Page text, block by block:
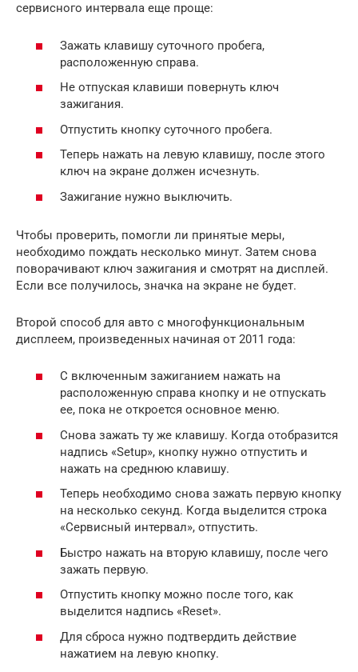
сервисного интервала еще проще:
Зажать клавишу суточного пробега,
расположенную справа.
Не отпуская клавиши повернуть ключ
зажигания.
Отпустить кнопку суточного пробега.
Теперь нажать на левую клавишу, после этого
ключ на экране должен исчезнуть.
Зажигание нужно выключить.
Чтобы проверить, помогли ли принятые меры,
необходимо пождать несколько минут. Затем снова
поворачивают ключ зажигания и смотрят на дисплей.
Если все получилось, значка на экране не будет.
Второй способ для авто с многофункциональным
дисплеем, произведенных начиная от 2011 года:
С включенным зажиганием нажать на
расположенную справа кнопку и не отпускать
ее, пока не откроется основное меню.
Снова зажать ту же клавишу. Когда отобразится
надпись «Setup», кнопку нужно отпустить и
нажать на среднюю клавишу.
Теперь необходимо снова зажать первую кнопку
на несколько секунд. Когда выделится строка
«Сервисный интервал», отпустить.
Быстро нажать на вторую клавишу, после чего
зажать первую.
Отпустить кнопку можно после того, как
выделится надпись «Reset».
Для сброса нужно подтвердить действие
нажатием на левую кнопку.